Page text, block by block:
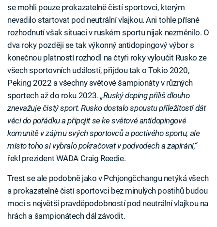
se mohli pouze prokazatelně čistí sportovci, kterým
nevadilo startovat pod neutrální vlajkou. Ani tohle přísné
rozhodnutí však situaci v ruském sportu nijak nezměnilo. O
dva roky později se tak výkonný antidopingový výbor s
konečnou platností rozhodl na čtyři roky vyloučit Rusko ze
všech sportovních událostí, přijdou tak o Tokio 2020,
Peking 2022 a všechny světové šampionáty v různých
sportech až do roku 2023.„Ruský doping příliš dlouho
znevažuje čistý sport. Rusko dostalo spoustu příležitostí dát
věci do pořádku a připojit se ke světové antidopingové
komunitě v zájmu svých sportovců a poctivého sportu, ale
místo toho si vybralo pokračovat v podvodech a zapírání,“
řekl prezident WADA Craig Reedie.
Trest se ale podobně jako v Pchjongčchangu netýká všech
a prokazatelně čistí sportovci bez minulých postihů budou
moci s největší pravděpodobností pod neutrální vlajkou na
hrách a šampionátech dál závodit.